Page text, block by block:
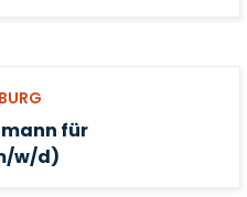
für
w/d)